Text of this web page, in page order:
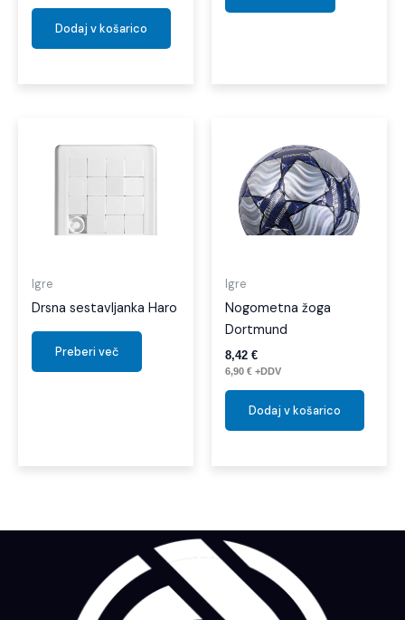
Dodaj v košarico
Igre
Drsna sestavljanka Haro
Preberi več
Igre
Nogometna žoga
Dortmund
8,42 €
6,90 € +DDV
Dodaj v košarico